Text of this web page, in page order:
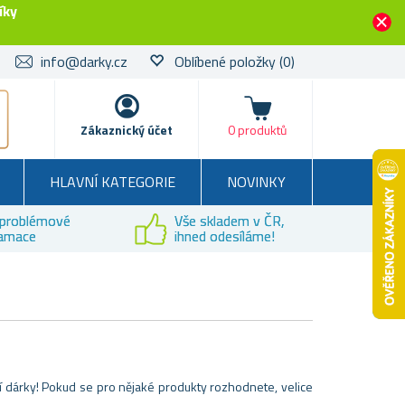
info@darky.cz Oblíbené položky(0)
Zákaznický účet
Košík
0 produktů
HLAVNÍ KATEGORIE
NOVINKY
Vše skladem v ČR,
ihned odesíláme!
Pokud se pro nějaké produkty rozhodnete, velice